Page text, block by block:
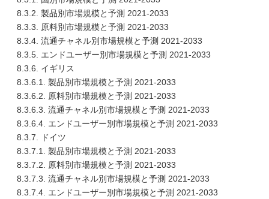
8.3.2. 製品別市場規模と予測 2021-2033
8.3.3. 原料別市場規模と予測 2021-2033
8.3.4. 流通チャネル別市場規模と予測 2021-2033
8.3.5. エンドユーザー別市場規模と予測 2021-2033
8.3.6. イギリス
8.3.6.1. 製品別市場規模と予測 2021-2033
8.3.6.2. 原料別市場規模と予測 2021-2033
8.3.6.3. 流通チャネル別市場規模と予測 2021-2033
8.3.6.4. エンドユーザー別市場規模と予測 2021-2033
8.3.7. ドイツ
8.3.7.1. 製品別市場規模と予測 2021-2033
8.3.7.2. 原料別市場規模と予測 2021-2033
8.3.7.3. 流通チャネル別市場規模と予測 2021-2033
8.3.7.4. エンドユーザー別市場規模と予測 2021-2033